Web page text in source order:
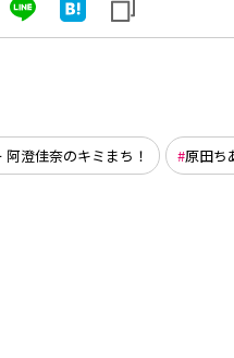
澄佳奈のキミまち！ 原田ち